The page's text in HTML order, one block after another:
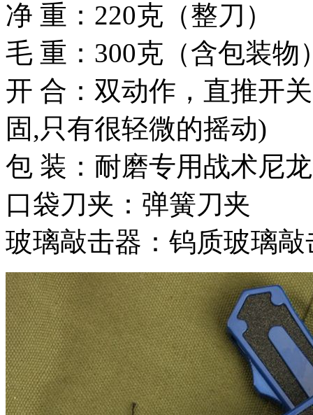
净 重：220克（整刀）
毛 重：300克（含包装物
开 合：双动作，直推开
固,只有很轻微的摇动)
包 装：耐磨专用战术尼
口袋刀夹：弹簧刀夹
玻璃敲击器：钨质玻璃敲